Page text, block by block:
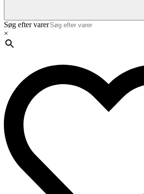
Søg efter varer
×